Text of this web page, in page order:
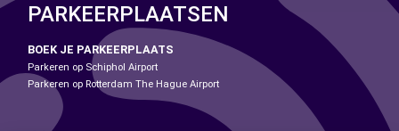
PARKEERPLAATSEN
BOEK JE PARKEERPLAATS
Parkeren op Schiphol Airport
Parkeren op Rotterdam The Hague Airport